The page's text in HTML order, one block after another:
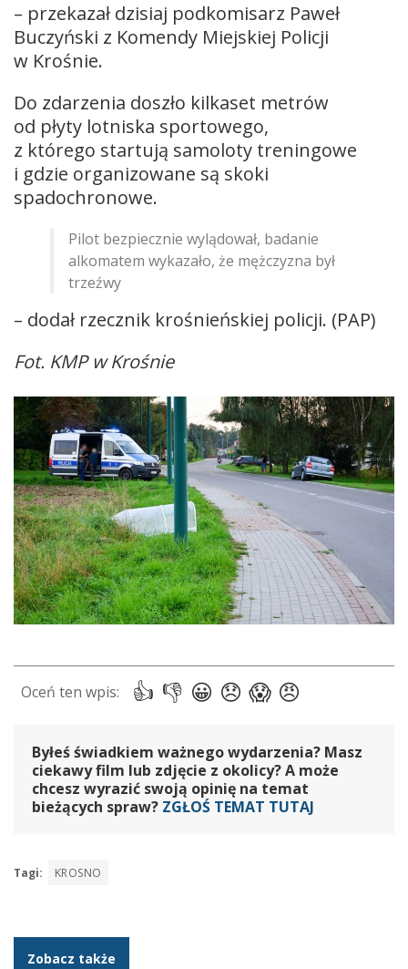
– przekazał dzisiaj podkomisarz Paweł
Buczyński z Komendy Miejskiej Policji
w Krośnie.
Do zdarzenia doszło kilkaset metrów
od płyty lotniska sportowego,
z którego startują samoloty treningowe
i gdzie organizowane są skoki
spadochronowe.
Pilot bezpiecznie wylądował, badanie
alkomatem wykazało, że mężczyzna był
trzeźwy
– dodał rzecznik krośnieńskiej policji. (PAP)
Fot. KMP w Krośnie
Byłeś świadkiem ważnego wydarzenia? Masz
ciekawy film lub zdjęcie z okolicy? A może
chcesz wyrazić swoją opinię na temat
bieżących spraw? ZGŁOŚ TEMAT TUTAJ
Tagi: KROSNO
Zobacz także